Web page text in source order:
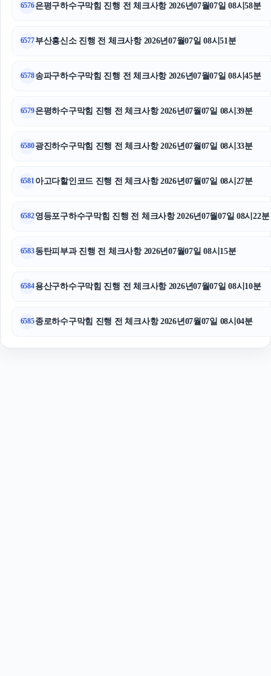
탐정사무소
오렌지티켓
6576은평구하수구막힘 진행 전 체크사항 2026년07월07일 08시58분
6577부산흥신소 진행 전 체크사항 2026년07월07일 08시51분
6578송파구하수구막힘 진행 전 체크사항 2026년07월07일 08시45분
6579은평하수구막힘 진행 전 체크사항 2026년07월07일 08시39분
6580광진하수구막힘 진행 전 체크사항 2026년07월07일 08시33분
6581아고다할인코드 진행 전 체크사항 2026년07월07일 08시27분
6582영등포구하수구막힘 진행 전 체크사항 2026년07월07일 08시22분
6583동탄피부과 진행 전 체크사항 2026년07월07일 08시15분
6584용산구하수구막힘 진행 전 체크사항 2026년07월07일 08시10분
6585종로하수구막힘 진행 전 체크사항 2026년07월07일 08시04분